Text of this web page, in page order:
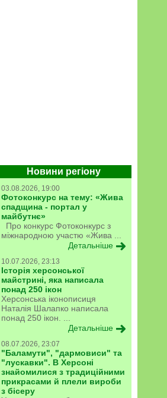
Новини регіону
03.08.2026, 19:00
Фотоконкурс на тему: «Жива
спадщина - портал у
майбутнє»
Про конкурс Фотоконкурс з
міжнародною участю «Жива ...
Детальніше
10.07.2026, 23:13
Історія херсонської
майстрині, яка написала
понад 250 ікон
Херсонська іконописиця
Наталія Шалапко написала
понад 250 ікон. ...
Детальніше
08.07.2026, 23:07
"Баламути", "дармовиси" та
"лускавки". В Херсоні
знайомилися з традиційними
прикрасами й плели вироби
з бісеру